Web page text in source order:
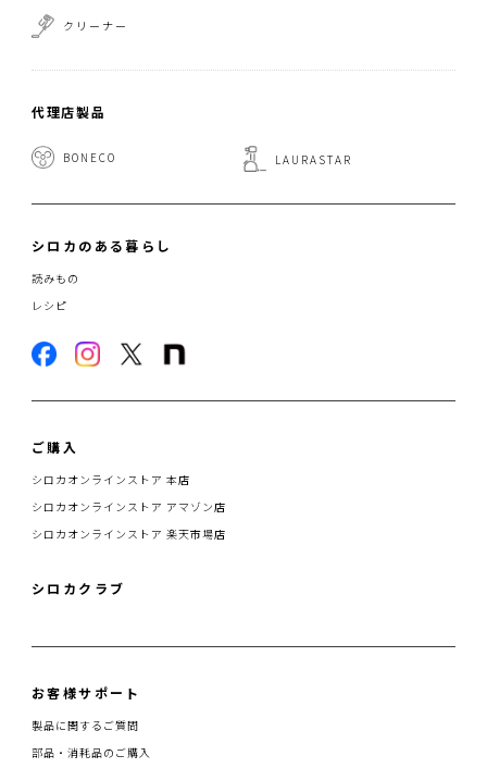
クリーナー
代理店製品
BONECO LAURASTAR
シロカのある暮らし
読みもの
レシピ
ご購入
シロカオンラインストア 本店
シロカオンラインストア アマゾン店
シロカオンラインストア 楽天市場店
シロカクラブ
お客様サポート
製品に関するご質問
部品・消耗品のご購入